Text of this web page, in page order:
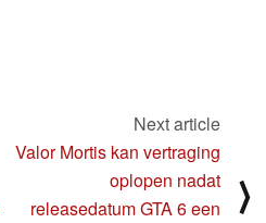
Next article
Valor Mortis kan vertraging
oplopen nadat
releasedatum GTA 6 een
⟩